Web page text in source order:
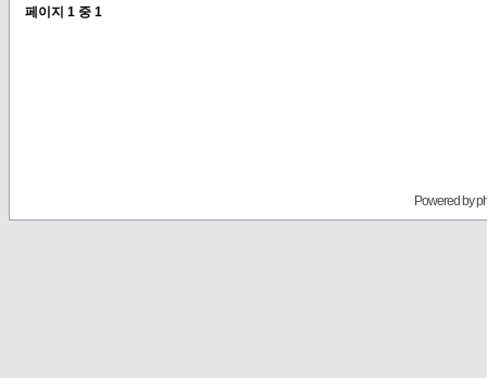
페이지 1 중 1
Powered by